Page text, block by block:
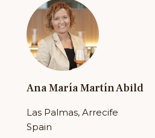
Ana María Martín Abild
Las Palmas, Arrecife
Spain